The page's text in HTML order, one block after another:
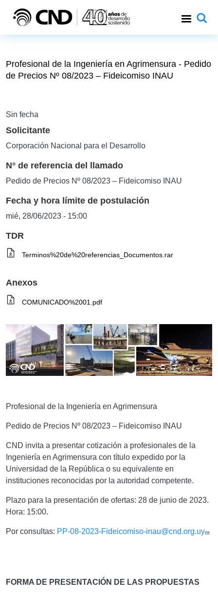
Profesional de la Ingeniería en Agrimensura - Pedido
de Precios Nº 08/2023 – Fideicomiso INAU
Sin fecha
Solicitante
Corporación Nacional para el Desarrollo
N° de referencia del llamado
Pedido de Precios Nº 08/2023 – Fideicomiso INAU
Fecha y hora límite de postulación
mié, 28/06/2023 - 15:00
TDR
Terminos%20de%20referencias_Documentos.rar
Anexos
COMUNICADO%2001.pdf
Profesional de la Ingeniería en Agrimensura
Pedido de Precios Nº 08/2023 – Fideicomiso INAU
CND invita a presentar cotización a profesionales de la
Ingeniería en Agrimensura con título expedido por la
Universidad de la República o su equivalente en
instituciones reconocidas por la autoridad competente.
Plazo para la presentación de ofertas: 28 de junio de 2023.
Hora: 15:00.
Por consultas: PP-08-2023-Fideicomiso-inau@cnd.org.uy
FORMA DE PRESENTACIÓN DE LAS PROPUESTAS